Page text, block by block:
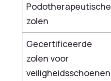
Podotherapeutische
zolen
Gecertificeerde
zolen voor
veiligheidsschoenen